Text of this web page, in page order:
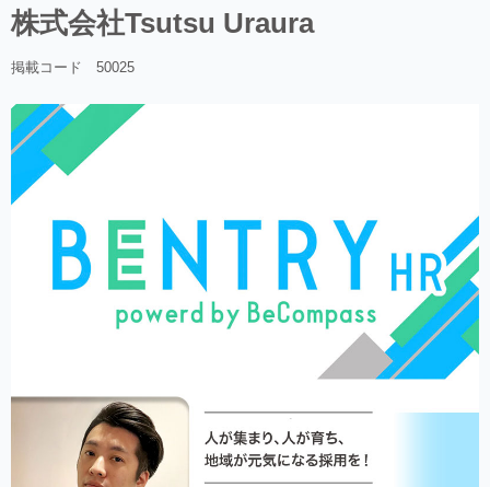
株式会社Tsutsu Uraura
掲載コード 50025